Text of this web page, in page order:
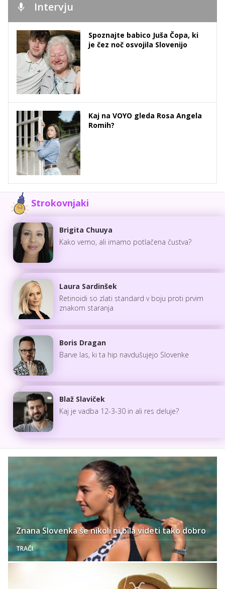
Intervju
Spoznajte babico Juša Čopa, ki
je čez noč osvojila Slovenijo
Kaj na VOYO gleda Rosa Angela
Romih?
Strokovnjaki
Brigita Chuuya
Kako vemo, ali imamo potlačena čustva?
Laura Sardinšek
Retinoidi so zlati standard v boju proti prvim
znakom staranja
Boris Dragan
Barve las, ki ta hip navdušujejo Slovenke
Blaž Slaviček
Kaj je vadba 12-3-30 in ali res deluje?
Znana Slovenka še nikoli ni bila videti tako dobro
TRAČI